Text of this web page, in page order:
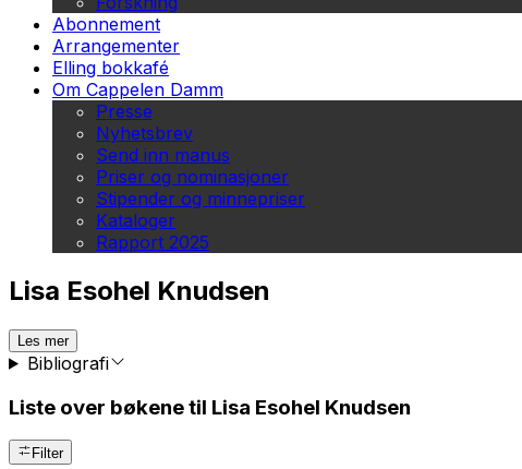
Abonnement
Arrangementer
Elling bokkafé
Om Cappelen Damm
Presse
Nyhetsbrev
Send inn manus
Priser og nominasjoner
Stipender og minnepriser
Kataloger
Rapport 2025
Lisa Esohel Knudsen
Les mer
Bibliografi
Liste over bøkene til Lisa Esohel Knudsen
Filter